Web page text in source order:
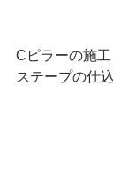
Cピラーの施
ステープの仕